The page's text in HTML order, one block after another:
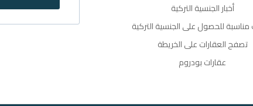
أخبار الجنسية التركية
مناسبة للحصول على الجنسية التركية
تصفح العقارات على الخريطة
عقارات بودروم